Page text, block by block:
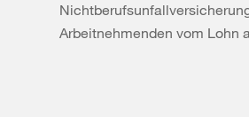
Arbeitnehmenden vom Lohn